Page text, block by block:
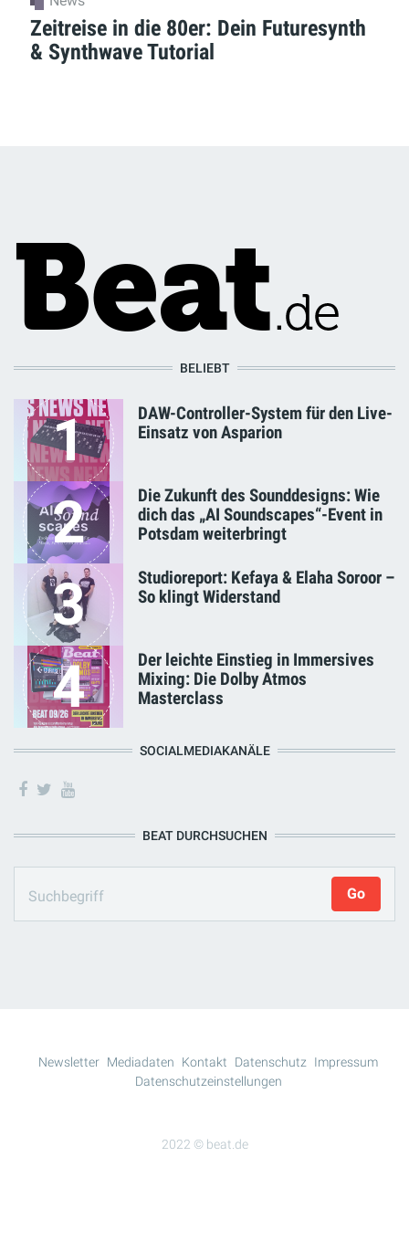
Zeitreise in die 80er: Dein Futuresynth
& Synthwave Tutorial
BELIEBT
1
DAW-Controller-System für den Live-
Einsatz von Asparion
2
Die Zukunft des Sounddesigns: Wie
dich das „AI Soundscapes“-Event in
Potsdam weiterbringt
3
Studioreport: Kefaya & Elaha Soroor –
So klingt Widerstand
4
Der leichte Einstieg in Immersives
Mixing: Die Dolby Atmos
Masterclass
SOCIALMEDIAKANÄLE
BEAT DURCHSUCHEN
2022 © beat.de
Newsletter Mediadaten Kontakt Datenschutz Impressum
Datenschutzeinstellungen